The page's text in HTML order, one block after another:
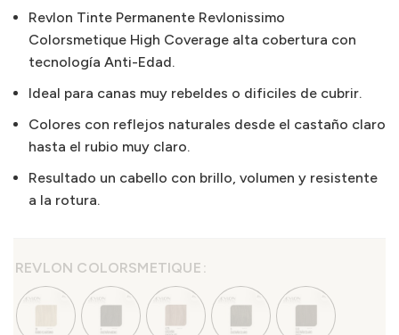
Revlon Tinte Permanente Revlonissimo
Colorsmetique High Coverage alta cobertura con
tecnología Anti-Edad.
Ideal para canas muy rebeldes o dificiles de cubrir.
Colores con reflejos naturales desde el castaño claro
hasta el rubio muy claro.
Resultado un cabello con brillo, volumen y resistente
a la rotura.
REVLON COLORSMETIQUE